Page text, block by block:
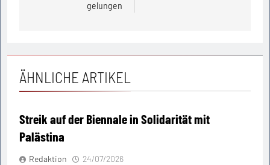
gelungen
ÄHNLICHE ARTIKEL
Streik auf der Biennale in Solidarität mit
Palästina
Redaktion 24/07/2026